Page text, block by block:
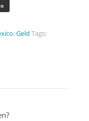
, Geld Tags: